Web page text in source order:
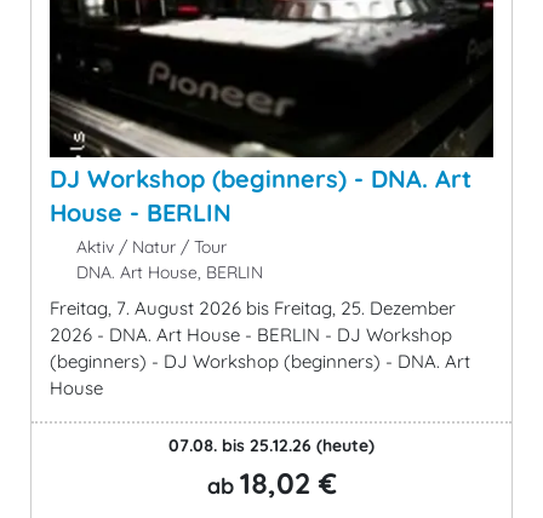
DJ Workshop (beginners) - DNA. Art
House - BERLIN
Aktiv / Natur / Tour
DNA. Art House, BERLIN
Freitag, 7. August 2026 bis Freitag, 25. Dezember
2026 - DNA. Art House - BERLIN - DJ Workshop
(beginners) - DJ Workshop (beginners) - DNA. Art
House
07.08. bis 25.12.26 (heute)
ab 18,02 €